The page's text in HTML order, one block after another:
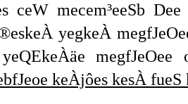
ceW mecem³eeSb
yegkeÀ
megfJeOee
keÀjôes kesÀ